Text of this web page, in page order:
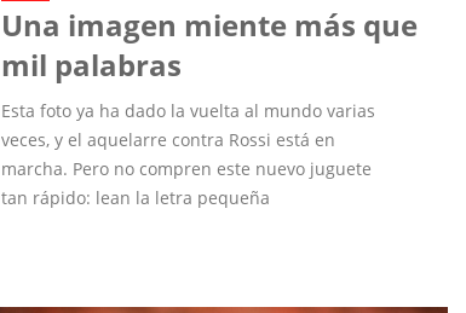
Una imagen miente más que
mil palabras
Esta foto ya ha dado la vuelta al mundo varias
veces, y el aquelarre contra Rossi está en
marcha. Pero no compren este nuevo juguete
tan rápido: lean la letra pequeña